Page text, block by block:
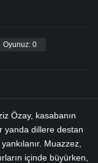
Oyunuz: 0
Özay, kasabanın
yanda dillere destan
Muazzez,
içinde büyürken,